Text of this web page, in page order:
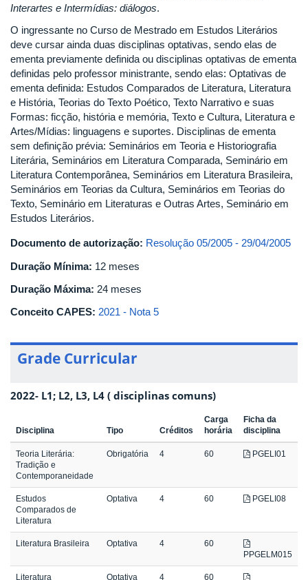
Interartes e Intermídias: diálogos.
O ingressante no Curso de Mestrado em Estudos Literários
deve cursar ainda duas disciplinas optativas, sendo elas de
ementa previamente definida ou disciplinas optativas de ementa
definidas pelo professor ministrante, sendo elas: Optativas de
ementa definida: Estudos Comparados de Literatura, Literatura
e História, Teorias do Texto Poético, Texto Narrativo e suas
Formas: ficção, história e memória, Texto e Cultura, Literatura e
Artes/Mídias: linguagens e suportes. Disciplinas de ementa
sem definição prévia: Seminários em Teoria e Historiografia
Literária, Seminários em Literatura Comparada, Seminário em
Literatura Contemporânea, Seminários em Literatura Brasileira,
Seminários em Teorias da Cultura, Seminários em Teorias do
Texto, Seminário em Literaturas e Outras Artes, Seminário em
Estudos Literários.
Documento de autorização: Resolução 05/2005 - 29/04/2005
Duração Mínima: 12 meses
Duração Máxima: 24 meses
Conceito CAPES: 2021 - Nota 5
Grade Curricular
2022- L1; L2, L3, L4 ( disciplinas comuns)
Disciplina Tipo Créditos
Carga
horária
Ficha da
disciplina
Teoria Literária:
Tradição e
Contemporaneidade
Obrigatória 4 60 PGELI01
Estudos
Comparados de
Literatura
Optativa 4 60 PGELI08
Literatura Brasileira Optativa 4
60
PPGELM015
Literatura Optativa 4 60